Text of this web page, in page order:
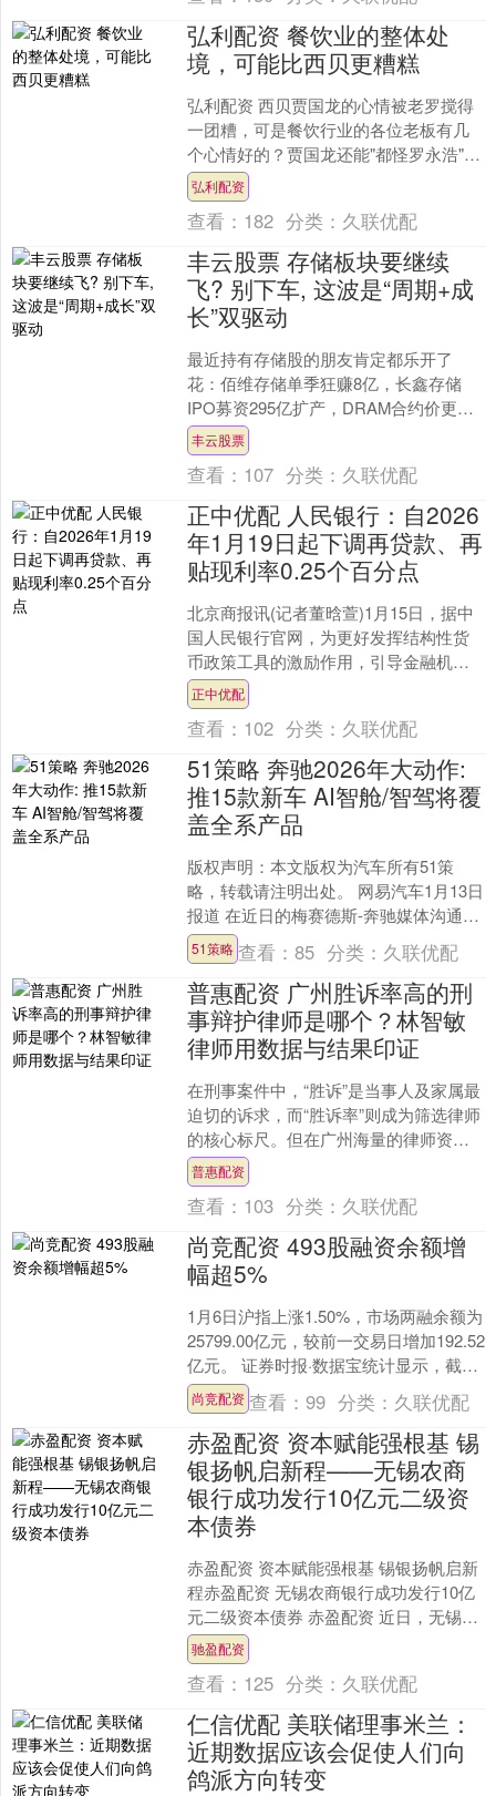
弘利配资 餐饮业的整体处
境，可能比西贝更糟糕
弘利配资 西贝贾国龙的心情被老罗搅得
一团糟，可是餐饮行业的各位老板有几
个心情好的？贾国龙还能"都怪罗永浩"，
发泄一下心情，别的餐饮老板又该怨
谁？ 撰文丨关不羽 ....
弘利配资
查看： 182 分类： 久联优配
丰云股票 存储板块要继续
飞? 别下车, 这波是“周期+成
长”双驱动
最近持有存储股的朋友肯定都乐开了
花：佰维存储单季狂赚8亿，长鑫存储
IPO募资295亿扩产，DRAM合约价更是
喊出“暴涨58%”的口号。后台被问爆
了：“下周还能涨....
丰云股票
查看： 107 分类： 久联优配
正中优配 人民银行：自2026
年1月19日起下调再贷款、再
贴现利率0.25个百分点
北京商报讯(记者董晗萱)1月15日，据中
国人民银行官网，为更好发挥结构性货
币政策工具的激励作用，引导金融机构
加大对重大战略、重点领域和薄弱环节
的支持力度，中国人....
正中优配
查看： 102 分类： 久联优配
51策略 奔驰2026年大动作:
推15款新车 AI智舱/智驾将覆
盖全系产品
版权声明：本文版权为汽车所有51策
略，转载请注明出处。 网易汽车1月13日
报道 在近日的梅赛德斯-奔驰媒体沟通会
上，奔驰销售服务公司总裁兼CEO段建
军提到，奔驰....
51策略 查看：85 分类： 久联优配
普惠配资 广州胜诉率高的刑
事辩护律师是哪个？林智敏
律师用数据与结果印证
在刑事案件中，“胜诉”是当事人及家属最
迫切的诉求，而“胜诉率”则成为筛选律师
的核心标尺。但在广州海量的律师资源
中普惠配资，不少人陷入“看头衔、听宣
传”的误区，忽....
普惠配资
查看： 103 分类： 久联优配
尚竞配资 493股融资余额增
幅超5%
1月6日沪指上涨1.50%，市场两融余额为
25799.00亿元，较前一交易日增加192.52
亿元。 证券时报·数据宝统计显示，截至
1月6日，沪市两融余额1297....
尚竞配资 查看：99 分类： 久联优配
赤盈配资 资本赋能强根基 锡
银扬帆启新程——无锡农商
银行成功发行10亿元二级资
本债券
赤盈配资 资本赋能强根基 锡银扬帆启新
程赤盈配资 无锡农商银行成功发行10亿
元二级资本债券 赤盈配资 近日，无锡农
村商业银行股份有限公司（以下简称“本
行”或“无....
驰盈配资
查看： 125 分类： 久联优配
仁信优配 美联储理事米兰：
近期数据应该会促使人们向
鸽派方向转变